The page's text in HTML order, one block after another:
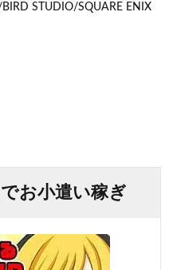
BIRD STUDIO/SQUARE ENIX
お小遣い稼ぎ